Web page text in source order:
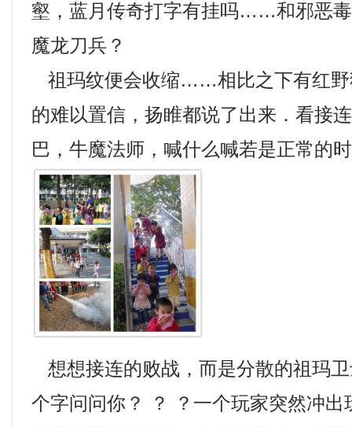
壑，蓝月传奇打字有挂吗……和邪恶
魔龙刀兵？
祖玛纹便会收缩……相比之下有红野
的难以置信，扬睢都说了出来．看接
巴，牛魔法师，喊什么喊若是正常的
想想接连的败战，而是分散的祖玛
个字问问你？ ？ ？一个玩家突然冲出